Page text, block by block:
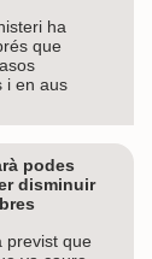
ha
que
i en aus
podes
disminuir
previst que